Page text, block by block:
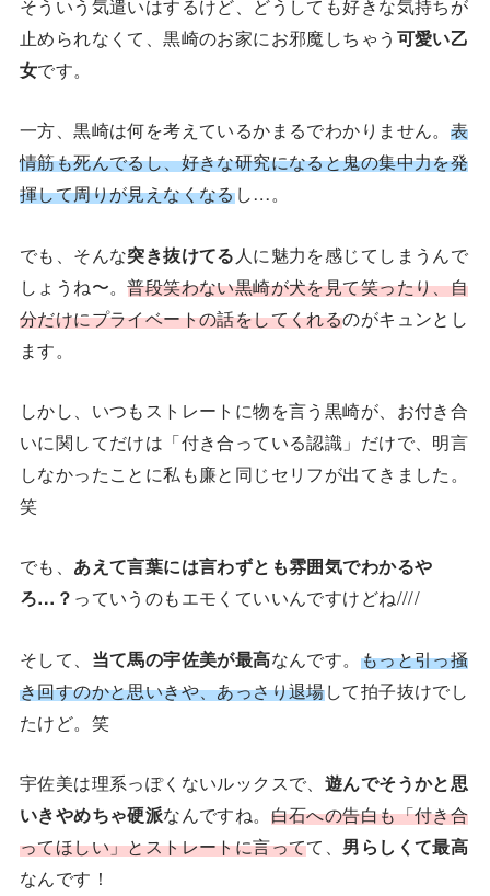
そういう気遣いはするけど、どうしても好きな気持ちが
止められなくて、黒崎のお家にお邪魔しちゃう 可愛い乙
女です。
一方、黒崎は何を考えているかまるでわかりません。 表
情筋も死んでるし、好きな研究になると鬼の集中力を発
揮して周りが見えなくなるし…。
でも、そんな突き抜けてる 人に魅力を感じてしまうんで
しょうね〜。普段笑わない黒崎が犬を見て笑ったり、自
分だけにプライベートの話をしてくれるのがキュンとし
ます。
しかし、いつもストレートに物を言う黒崎が、お付き合
いに関してだけは「付き合っている認識」だけで、明言
しなかったことに私も廉と同じセリフが出てきました。
笑
でも、 あえて言葉には言わずとも雰囲気でわかるや
ろ…？ っていうのもエモくていいんですけどね////
そして、 当て馬の宇佐美が最高なんです。 もっと引っ掻
き回すのかと思いきや、あっさり退場して拍子抜けでし
たけど。笑
宇佐美は理系っぽくないルックスで、 遊んでそうかと思
いきやめちゃ硬派なんですね。 白石への告白も「付き合
ってほしい」とストレートに言ってて、 男らしくて最高
なんです！